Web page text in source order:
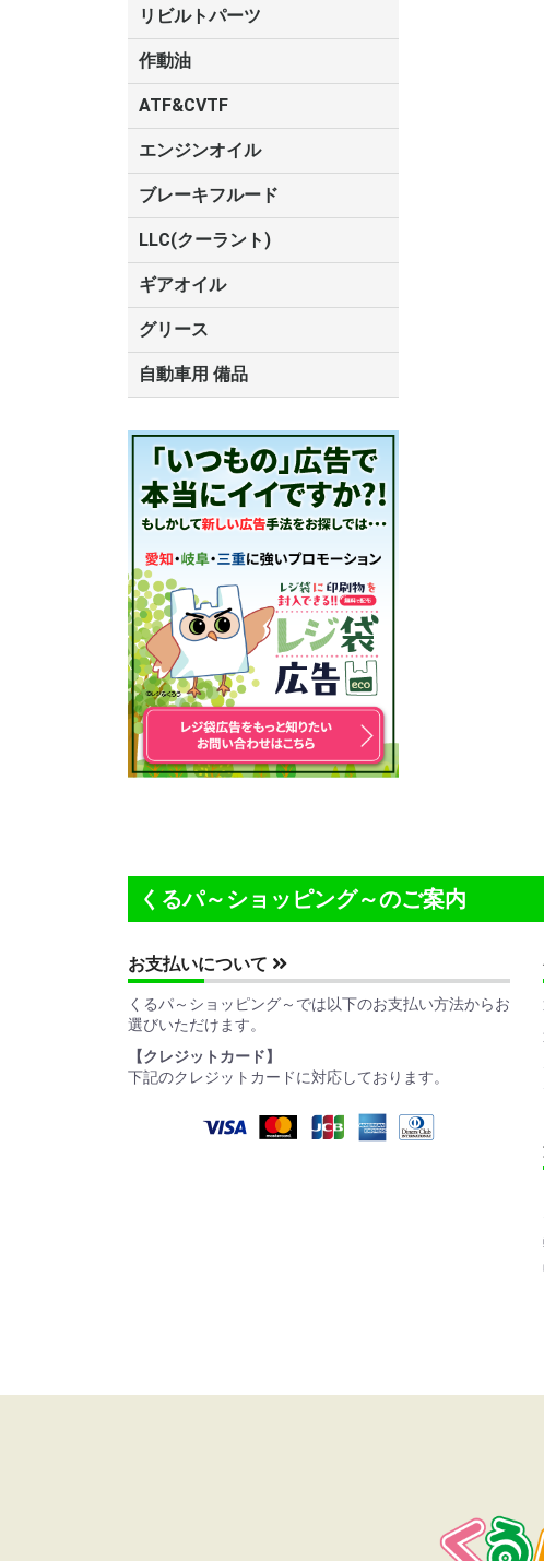
分割タイプ
リビルトパーツ
リビルト シリンダーヘッド
リビルトドライブシャフト
リビルトパワーステアリングポ
ンプ
リビルトフューエルポンプ
作動油
トヨタ
ATF&CVTF
トヨタ
エンジンオイル
モービル1
ブレーキフルード
トヨタ
LLC(クーラント)
ギアオイル
トヨタ
グリース
タイホーコーザイ
トヨタ
自動車用 備品
くるパ～ショッピング～のご案内
お支払いについて
くるパ～ショッピング～では以下のお支払い方法からお
選びいただけます。
【クレジットカード】
下記のクレジットカードに対応しております。